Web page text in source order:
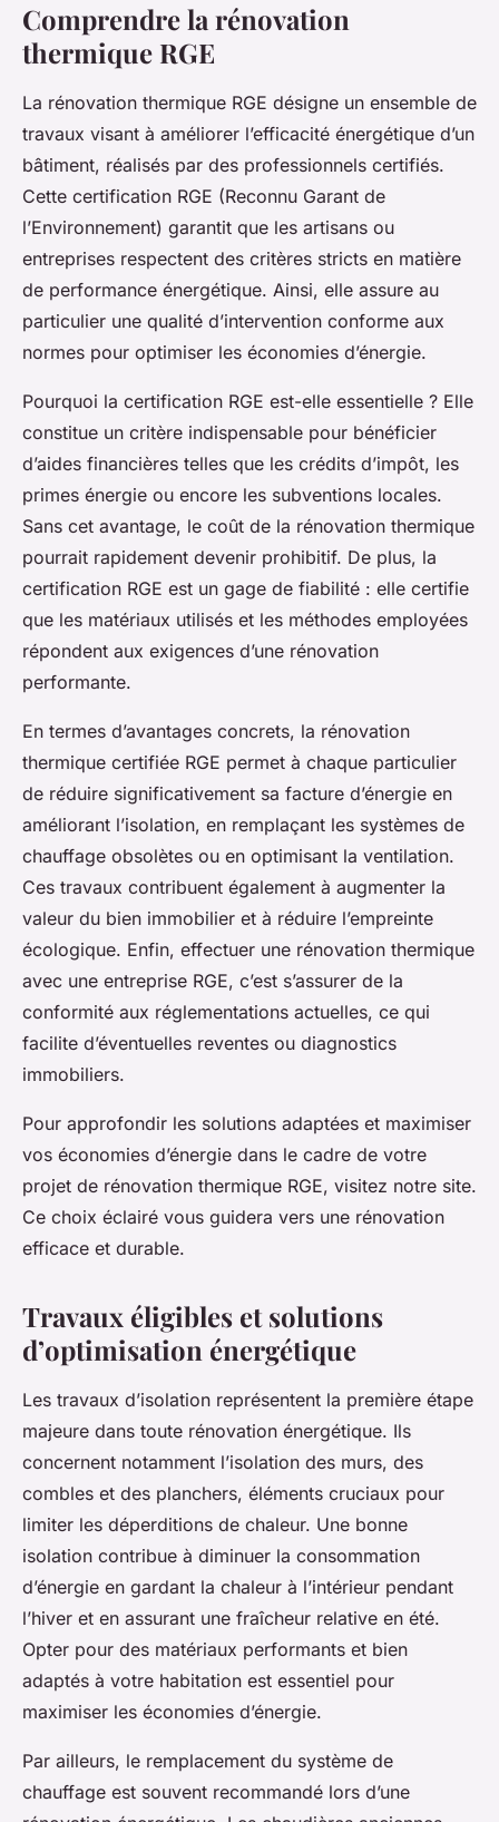
Comprendre la rénovation
thermique RGE
La rénovation thermique RGE désigne un ensemble de
travaux visant à améliorer l’efficacité énergétique d’un
bâtiment, réalisés par des professionnels certifiés.
Cette certification RGE (Reconnu Garant de
l’Environnement) garantit que les artisans ou
entreprises respectent des critères stricts en matière
de performance énergétique. Ainsi, elle assure au
particulier une qualité d’intervention conforme aux
normes pour optimiser les économies d’énergie.
Pourquoi la certification RGE est-elle essentielle ? Elle
constitue un critère indispensable pour bénéficier
d’aides financières telles que les crédits d’impôt, les
primes énergie ou encore les subventions locales.
Sans cet avantage, le coût de la rénovation thermique
pourrait rapidement devenir prohibitif. De plus, la
certification RGE est un gage de fiabilité : elle certifie
que les matériaux utilisés et les méthodes employées
répondent aux exigences d’une rénovation
performante.
En termes d’avantages concrets, la rénovation
thermique certifiée RGE permet à chaque particulier
de réduire significativement sa facture d’énergie en
améliorant l’isolation, en remplaçant les systèmes de
chauffage obsolètes ou en optimisant la ventilation.
Ces travaux contribuent également à augmenter la
valeur du bien immobilier et à réduire l’empreinte
écologique. Enfin, effectuer une rénovation thermique
avec une entreprise RGE, c’est s’assurer de la
conformité aux réglementations actuelles, ce qui
facilite d’éventuelles reventes ou diagnostics
immobiliers.
Pour approfondir les solutions adaptées et maximiser
vos économies d’énergie dans le cadre de votre
projet de rénovation thermique RGE, visitez notre site.
Ce choix éclairé vous guidera vers une rénovation
efficace et durable.
Travaux éligibles et solutions
d’optimisation énergétique
Les travaux d’isolation représentent la première étape
majeure dans toute rénovation énergétique. Ils
concernent notamment l’isolation des murs, des
combles et des planchers, éléments cruciaux pour
limiter les déperditions de chaleur. Une bonne
isolation contribue à diminuer la consommation
d’énergie en gardant la chaleur à l’intérieur pendant
l’hiver et en assurant une fraîcheur relative en été.
Opter pour des matériaux performants et bien
adaptés à votre habitation est essentiel pour
maximiser les économies d’énergie.
Par ailleurs, le remplacement du système de
chauffage est souvent recommandé lors d’une